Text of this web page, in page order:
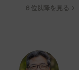
６位以降を見る